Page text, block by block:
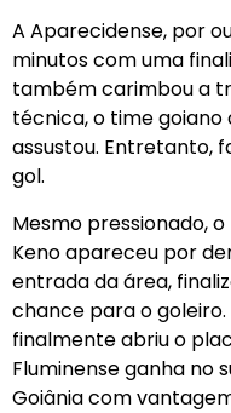
A Aparecidense, por
minutos com uma
também carimbou a
técnica, o time goiano
assustou. Entretanto,
gol.
Mesmo pressionado,
Keno apareceu por
entrada da área,
chance para o
finalmente abriu o
Fluminense ganha no
Goiânia com